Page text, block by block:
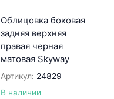
Облицовка боковая
задняя верхняя
правая черная
матовая Skyway
Артикул: 24829
В наличии